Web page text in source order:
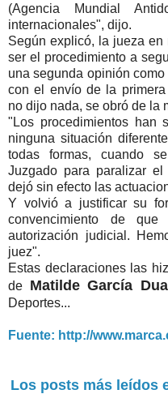
(Agencia Mundial
internacionales", dijo.
Según explicó, la jueza
ser el procedimiento a
una segunda opinión
con el envío de la
no dijo nada, se obró de la
"Los procedimientos han
ninguna situación
todas formas, cuando
Juzgado para paralizar
dejó sin efecto las
Y volvió a justificar su
convencimiento de
autorización judicial.
juez".
Estas declaraciones las
de Matilde García
Deportes...
Fuente: http://
Los posts más leídos